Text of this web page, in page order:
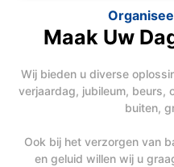
Maak Uw
Wij bieden u diverse
verjaardag, jubileum, beurs,
buiten,
Ook bij het verzorgen van
en geluid willen wij u